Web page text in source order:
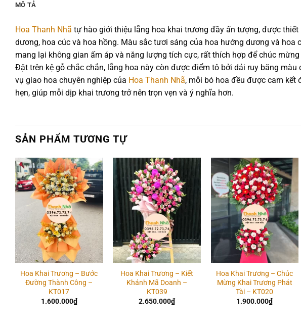
MÔ TẢ
Hoa Thanh Nhã tự hào giới thiệu lẵng hoa khai trương đầy ấn tượng, được
dương, hoa cúc và hoa hồng. Màu sắc tươi sáng của hoa hướng dương và hoa
mang lại không gian ấm áp và năng lượng tích cực, rất thích hợp để chúc
Đặt trên kệ gỗ chắc chắn, lẵng hoa này còn được điểm tô bởi dải ruy băng
vụ giao hoa chuyên nghiệp của Hoa Thanh Nhã, mỗi bó hoa đều được cam kết
hẹn, giúp mỗi dịp khai trương trở nên trọn vẹn và ý nghĩa hơn.
SẢN PHẨM TƯƠNG TỰ
Add to
wishlist
Hoa Khai Trương – Bước
Đường Thành Công –
KT017
1.600.000₫
Add to
wishlist
Hoa Khai Trương – Kiết
Khánh Mã Doanh –
KT039
2.650.000₫
Add to
wishlist
Hoa Khai Trương – Chúc
Mừng Khai Trương Phát
Tài – KT020
1.900.000₫